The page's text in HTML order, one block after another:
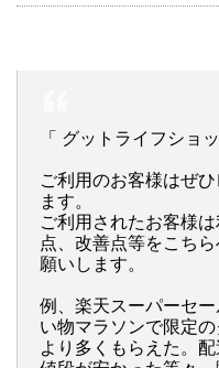
「 グットライフショ
ご利用のお客様はぜ
ます。
ご利用されたお客様
点、改善点等をこち
願いします。
例、楽天スーパーセ
い物マラソンで限定
より多くもらえた。